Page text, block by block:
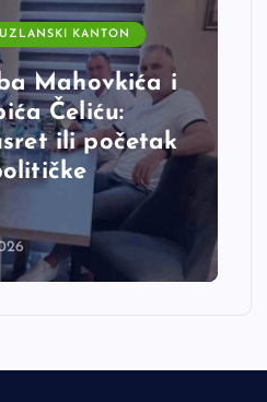
KANTON
Mahovkića i
Čeliću:
ili početak